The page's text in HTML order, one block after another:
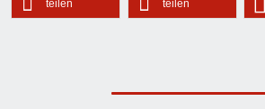
teilen teilen